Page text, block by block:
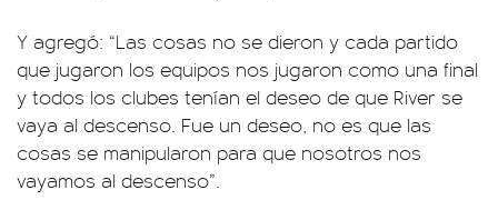
Y agregó: “Las cosas no se dieron y cada partido
que jugaron los equipos nos jugaron como una final
y todos los clubes tenían el deseo de que River se
vaya al descenso. Fue un deseo, no es que las
cosas se manipularon para que nosotros nos
vayamos al descenso”.